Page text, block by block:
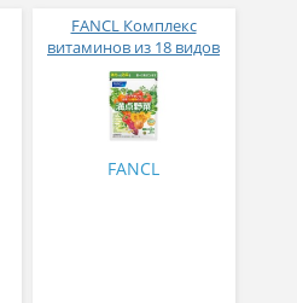
FANCL Комплекс
витаминов из 18 видов
овощей на 30 дней
FANCL